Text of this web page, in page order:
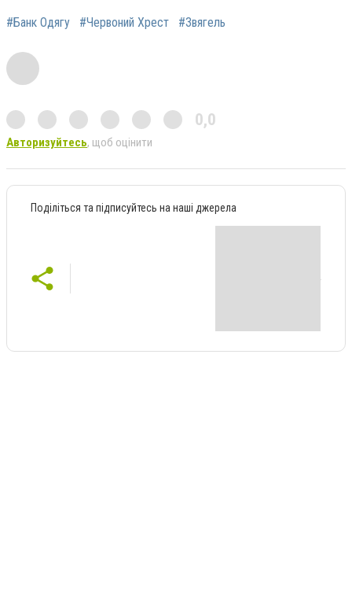
#Банк Одягу #Червоний Хрест #Звягель
0,0
Авторизуйтесь, щоб оцінити
Поділіться та підписуйтесь на наші джерела